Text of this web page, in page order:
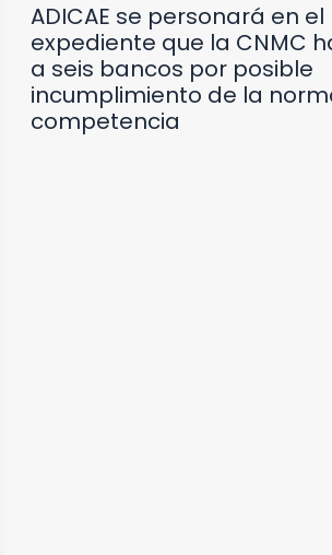
ADICAE se personará en el
expediente que la CNMC
a seis bancos por posible
incumplimiento de la
competencia